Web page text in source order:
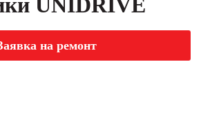
на ремонт